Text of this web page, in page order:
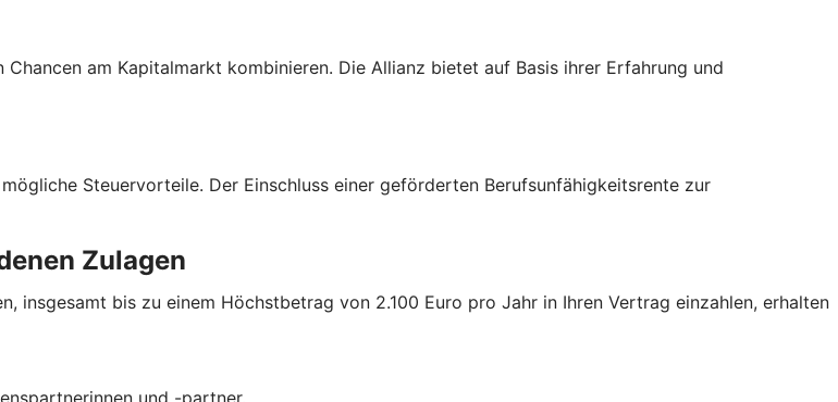
am Kapitalmarkt kombinieren. Die Allianz bietet auf Basis ihrer Erfahrung und
Steuervorteile. Der Einschluss einer geförderten Berufsunfähigkeitsrente zur
Zulagen
insgesamt bis zu einem Höchstbetrag von 2.100 Euro pro Jahr in Ihren Vertrag einzahlen, erhalten